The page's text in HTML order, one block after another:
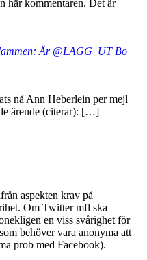
här kommentaren. Det är
Är @LAGG_UT Bo
nå Ann Heberlein per mejl
ärende (citerar): […]
aspekten krav på
Om Twitter mfl ska
en viss svårighet för
behöver vara anonyma att
prob med Facebook).